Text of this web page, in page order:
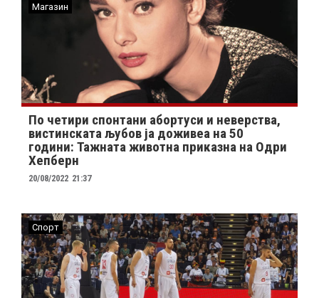
Магазин
По четири спонтани абортуси и неверства,
вистинската љубов ја доживеа на 50
години: Тажната животна приказна на Одри
Хепберн
20/08/2022 21:37
Спорт